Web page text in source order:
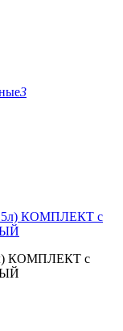
3
КОМПЛЕКТ с